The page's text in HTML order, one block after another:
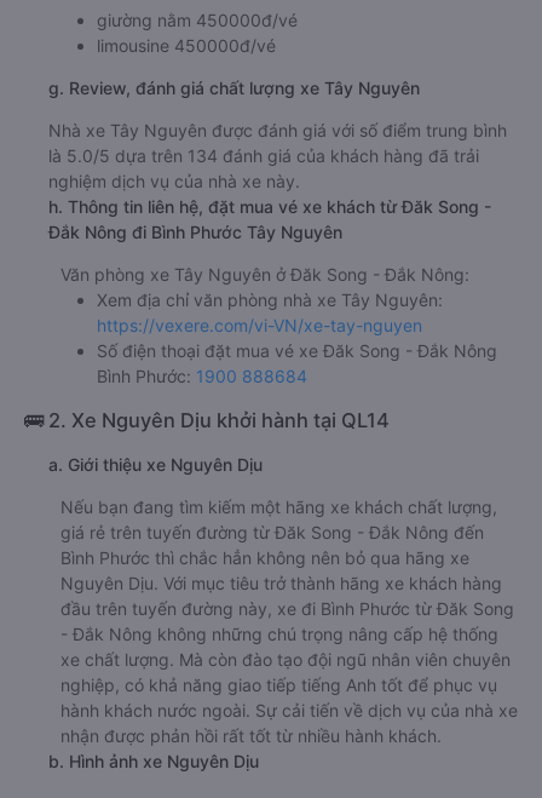
giường nằm 450000đ/vé
limousine 450000đ/vé
g. Review, đánh giá chất lượng xe Tây Nguyên
Nhà xe Tây Nguyên được đánh giá với số điểm trung bình
là 5.0/5 dựa trên 134 đánh giá của khách hàng đã trải
nghiệm dịch vụ của nhà xe này.
h. Thông tin liên hệ, đặt mua vé xe khách từ Đăk Song -
Đắk Nông đi Bình Phước Tây Nguyên
Văn phòng xe Tây Nguyên ở Đăk Song - Đắk Nông:
Xem địa chỉ văn phòng nhà xe Tây Nguyên:
https://vexere.com/vi-VN/xe-tay-nguyen
Số điện thoại đặt mua vé xe Đăk Song - Đắk Nông
Bình Phước: 1900 888684
🚌 2. Xe Nguyên Dịu khởi hành tại QL14
a. Giới thiệu xe Nguyên Dịu
Nếu bạn đang tìm kiếm một hãng xe khách chất lượng,
giá rẻ trên tuyến đường từ Đăk Song - Đắk Nông đến
Bình Phước thì chắc hẳn không nên bỏ qua hãng xe
Nguyên Dịu. Với mục tiêu trở thành hãng xe khách hàng
đầu trên tuyến đường này, xe đi Bình Phước từ Đăk Song
- Đắk Nông không những chú trọng nâng cấp hệ thống
xe chất lượng. Mà còn đào tạo đội ngũ nhân viên chuyên
nghiệp, có khả năng giao tiếp tiếng Anh tốt để phục vụ
hành khách nước ngoài. Sự cải tiến về dịch vụ của nhà xe
nhận được phản hồi rất tốt từ nhiều hành khách.
b. Hình ảnh xe Nguyên Dịu